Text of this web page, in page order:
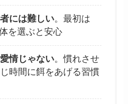
には難しい。最初は
を選ぶと安心
情じゃない。慣れさせ
時間に餌をあげる習慣